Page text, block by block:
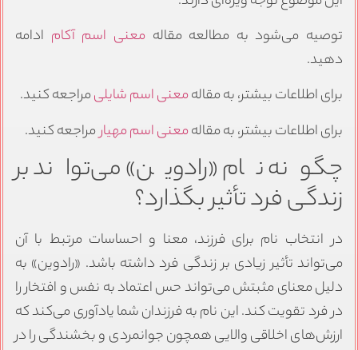
توصیه می‌شود به مطالعه مقاله معنی اسم آکامادامه
دهید.
برای اطلاعات بیشتر، به مقالهمعنی اسم شایلیمراجعه کنید.
برای اطلاعات بیشتر، به مقالهمعنی اسم مهیارمراجعه کنید.
چگونه نام «رادوین» می‌تواند بر
زندگی فرد تأثیر بگذارد؟
در انتخاب نام برای فرزند، معنا و احساسات مرتبط با آن
می‌تواند تأثیر زیادی بر زندگی فرد داشته باشد. «رادوین» به
دلیل معنای مثبتش می‌تواند حس اعتماد به نفس و افتخار را
در فرد تقویت کند. این نام به فرزندان شما یادآوری می‌کند که
ارزش‌های اخلاقی والایی همچون جوانمردی و بخشندگی را در